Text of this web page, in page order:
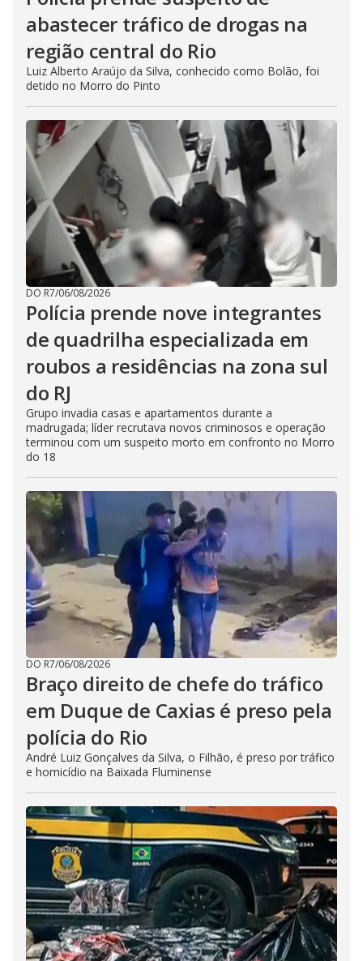
abastecer tráfico de drogas na
região central do Rio
Luiz Alberto Araújo da Silva, conhecido como Bolão, foi
detido no Morro do Pinto
DO R7/06/08/2026
Polícia prende nove integrantes
de quadrilha especializada em
roubos a residências na zona sul
do RJ
Grupo invadia casas e apartamentos durante a
madrugada; líder recrutava novos criminosos e operação
terminou com um suspeito morto em confronto no Morro
do 18
DO R7/06/08/2026
Braço direito de chefe do tráfico
em Duque de Caxias é preso pela
polícia do Rio
André Luiz Gonçalves da Silva, o Filhão, é preso por tráfico
e homicídio na Baixada Fluminense